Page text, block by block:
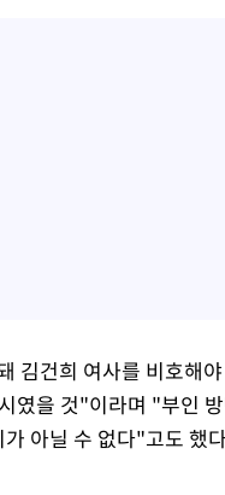
김건희 여사를 비호해
였을 것"이라며 "부인
아닐 수 없다"고도 했